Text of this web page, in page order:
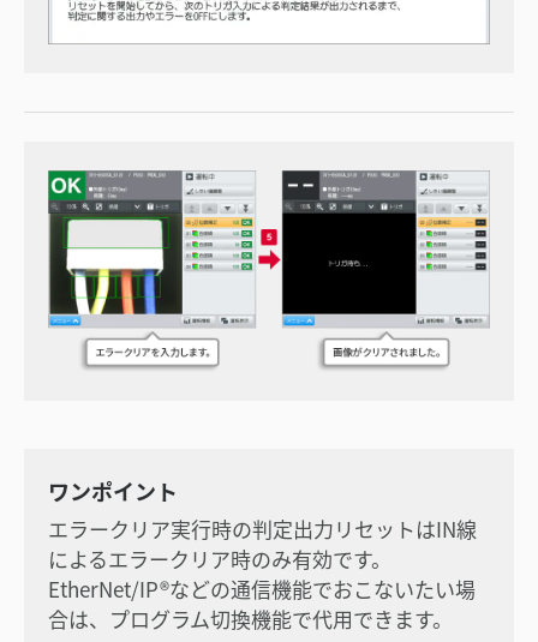
ワンポイント
エラークリア実行時の判定出力リセットはIN線
によるエラークリア時のみ有効です。
EtherNet/IP®などの通信機能でおこないたい場
合は、プログラム切換機能で代用できます。